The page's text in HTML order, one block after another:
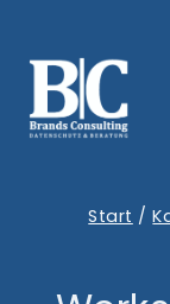
Inhalt
springen
Start /